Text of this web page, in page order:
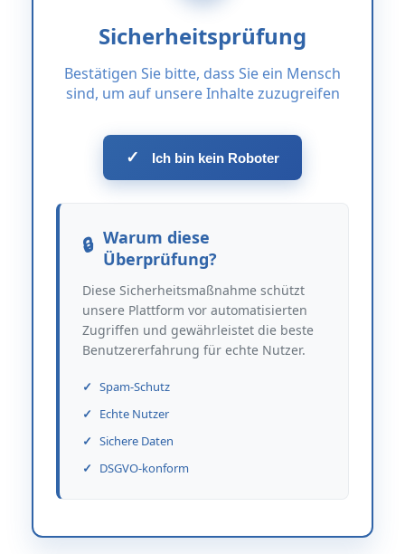
Sicherheitsprüfung
Bestätigen Sie bitte, dass Sie ein Mensch
sind, um auf unsere Inhalte zuzugreifen
✓ Ich bin kein Roboter
Warum diese
Überprüfung?
Diese Sicherheitsmaßnahme schützt
unsere Plattform vor automatisierten
Zugriffen und gewährleistet die beste
Benutzererfahrung für echte Nutzer.
Spam-Schutz
Echte Nutzer
Sichere Daten
DSGVO-konform